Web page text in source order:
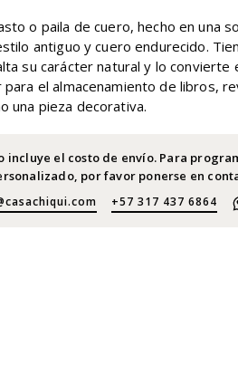
o paila de cuero, hecho en una
antiguo y cuero endurecido.
su carácter natural y lo convierte
para el almacenamiento de libros,
una pieza decorativa.
incluye el costo de envío. Para
por favor ponerse en
+57 317 437 6864